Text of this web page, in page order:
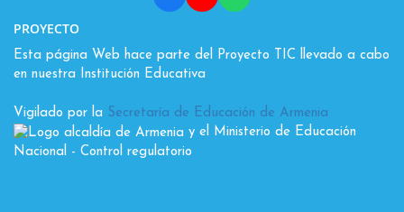
PROYECTO
Esta página Web hace parte del Proyecto TIC llevado a cabo
en nuestra Institución Educativa
Vigilado por la Secretaría de Educación de Armenia
y el Ministerio de Educación
Nacional - Control regulatorio